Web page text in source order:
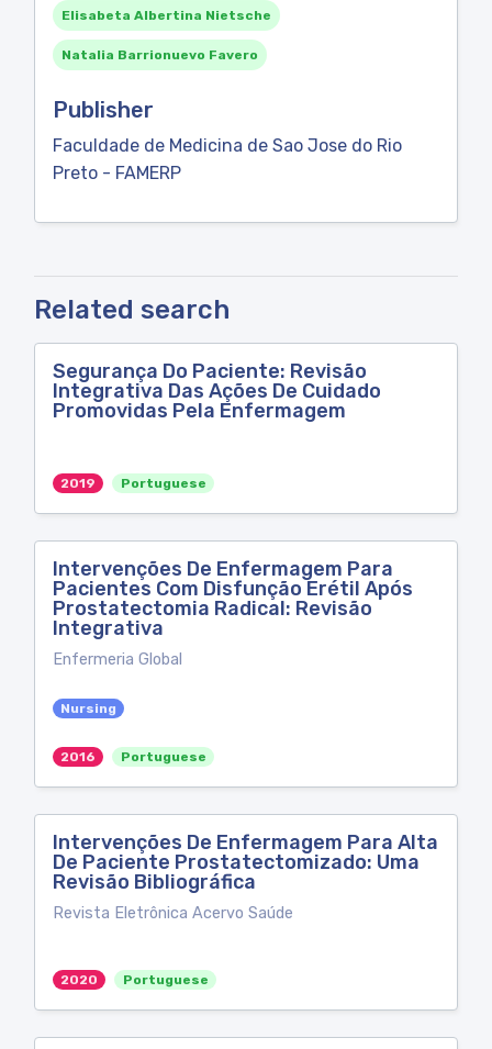
Elisabeta Albertina Nietsche
Natalia Barrionuevo Favero
Publisher
Faculdade de Medicina de Sao Jose do Rio
Preto - FAMERP
Related search
Segurança Do Paciente: Revisão
Integrativa Das Ações De Cuidado
Promovidas Pela Enfermagem
2019 Portuguese
Intervenções De Enfermagem Para
Pacientes Com Disfunção Erétil Após
Prostatectomia Radical: Revisão
Integrativa
Enfermeria Global
Nursing
2016 Portuguese
Intervenções De Enfermagem Para Alta
De Paciente Prostatectomizado: Uma
Revisão Bibliográfica
Revista Eletrônica Acervo Saúde
2020 Portuguese